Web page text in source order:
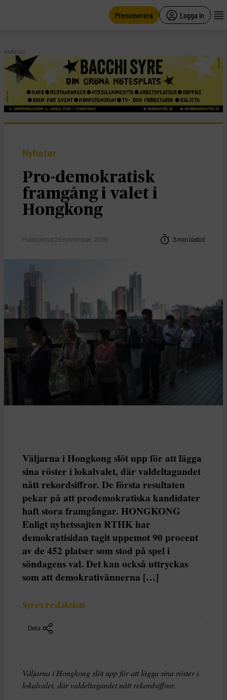
Prenumerera Logga in
ANNONS
Nyheter
Pro-demokratisk
framgång i valet i
Hongkong
Publicerad 25 november, 2019 3 min lästid
Väljarna i Hongkong slöt upp för att lägga
sina röster i lokalvalet, där valdeltagandet
nått rekordsiffror. De första resultaten
pekar på att prodemokratiska kandidater
haft stora framgångar. HONGKONG
Enligt nyhetssajten RTHK har
demokratisidan tagit uppemot 90 procent
av de 452 platser som stod på spel i
söndagens val. Det kan också uttryckas
som att demokrativännerna […]
Syres redaktion
Dela
Väljarna i Hongkong slöt upp för att lägga sina röster i
lokalvalet, där valdeltagandet nått rekordsiffror.